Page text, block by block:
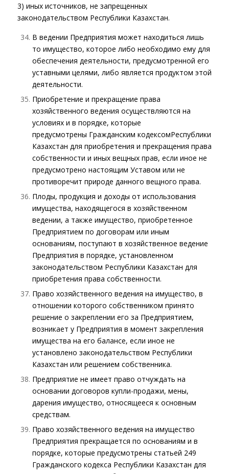
3) иных источников, не запрещенных
законодательством Республики Казахстан.
В ведении Предприятия может находиться лишь
то имущество, которое либо необходимо ему для
обеспечения деятельности, предусмотренной его
уставными целями, либо является продуктом этой
деятельности.
Приобретение и прекращение права
хозяйственного ведения осуществляются на
условиях и в порядке, которые
предусмотрены Гражданским кодексомРеспублики
Казахстан для приобретения и прекращения права
собственности и иных вещных прав, если иное не
предусмотрено настоящим Уставом или не
противоречит природе данного вещного права.
Плоды, продукция и доходы от использования
имущества, находящегося в хозяйственном
ведении, а также имущество, приобретенное
Предприятием по договорам или иным
основаниям, поступают в хозяйственное ведение
Предприятия в порядке, установленном
законодательством Республики Казахстан для
приобретения права собственности.
Право хозяйственного ведения на имущество, в
отношении которого собственником принято
решение о закреплении его за Предприятием,
возникает у Предприятия в момент закрепления
имущества на его балансе, если иное не
установлено законодательством Республики
Казахстан или решением собственника.
Предприятие не имеет право отчуждать на
основании договоров купли-продажи, мены,
дарения имущество, относящееся к основным
средствам.
Право хозяйственного ведения на имущество
Предприятия прекращается по основаниям и в
порядке, которые предусмотрены статьей 249
Гражданского кодекса Республики Казахстан для